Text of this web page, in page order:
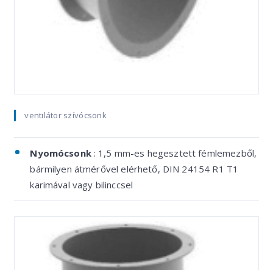
ventilátor szívócsonk
Nyomócsonk : 1,5 mm-es hegesztett fémlemezből,
bármilyen átmérővel elérhető, DIN 24154 R1 T1
karimával vagy bilinccsel